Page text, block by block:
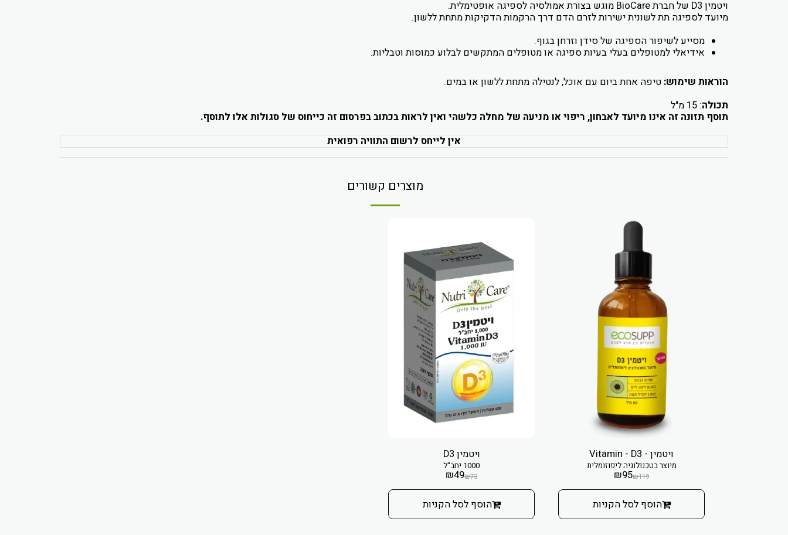
ויטמין D3 של חברת BioCare מוגש בצורת אמולסיה לספיגה אופטימלית.
מיועד לספיגה תת לשונית ישירות לזרם הדם דרך הרקמות הדקיקות מתחת ללשון.
מסייע לשיפור הספיגה של סידן וזרחן בגוף.
אידיאלי למטופלים בעלי בעיות ספיגה או מטופלים המתקשים לבלוע כמוסות וטבליות.
הוראות שימוש: טיפה אחת ביום עם אוכל, לנטילה מתחת ללשון או במים.
תכולה: 15 מ"ל
תוסף תזונה זה אינו מיועד לאבחון, ריפוי או מניעה של מחלה כלשהי ואין לראות בכתוב בפרסום זה כייחוס של סגולות אלו לתוסף.
אין לייחס לרשום התוויה רפואית
מוצרים קשורים
ויטמין - Vitamin - D3
מיוצר בטכנולוגיה ליפוזומלית
₪119
₪95
הוסף לסל הקניות
ויטמין D3
1000 יחב"ל
₪73
₪49
הוסף לסל הקניות